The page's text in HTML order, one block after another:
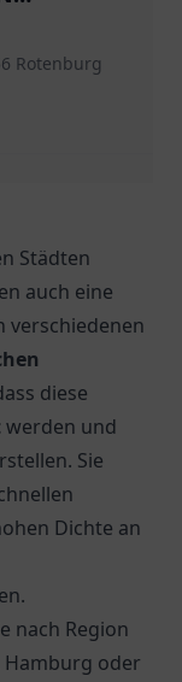
Rotenburg
Städten
auch eine
verschiedenen
diese
werden und
Sie
Dichte an
nach Region
oder